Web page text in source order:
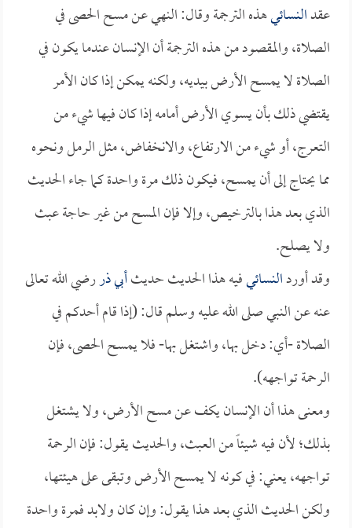
عقدالنسائيهذه الترجمة وقال: النهي عن مسح الحصى في
الصلاة، والمقصود من هذه الترجمة أن الإنسان عندما يكون في
الصلاة لا يمسح الأرض بيديه، ولكنه يمكن إذا كان الأمر
يقتضي ذلك بأن يسوي الأرض أمامه إذا كان فيها شيء من
التعرج، أو شيء من الارتفاع، والانخفاض، مثل الرمل ونحوه
مما يحتاج إلى أن يمسح، فيكون ذلك مرة واحدة كما جاء الحديث
الذي بعد هذا بالترخيص، وإلا فإن المسح من غير حاجة عبث
ولا يصلح.
وقد أوردالنسائيفيه هذا الحديث حديثأبي ذررضي الله تعالى
عنه عن النبي صلى الله عليه وسلم قال: (إذا قام أحدكم في
الصلاة -أي: دخل بها، واشتغل بها- فلا يمسح الحصى، فإن
الرحمة تواجهه).
ومعنى هذا أن الإنسان يكف عن مسح الأرض، ولا يشتغل
بذلك؛ لأن فيه شيئاً من العبث، والحديث يقول: فإن الرحمة
تواجهه، يعني: في كونه لا يمسح الأرض وتبقى على هيئتها،
ولكن الحديث الذي بعد هذا يقول: وإن كان ولابد فمرة واحدة